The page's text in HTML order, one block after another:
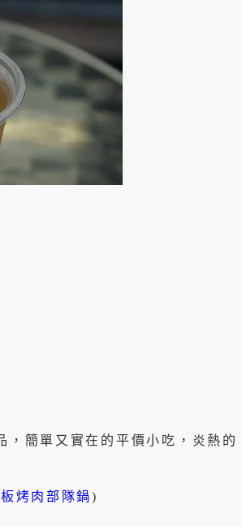
，簡單又實在的平價小吃，炎熱的
烤肉部隊鍋)